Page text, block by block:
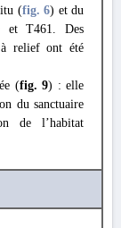
(fig. 6) et du
et T461. Des
relief ont été
(fig. 9) : elle
du sanctuaire
de l’habitat